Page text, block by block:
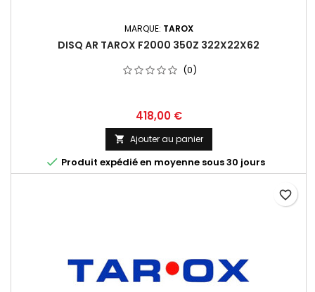
MARQUE: TAROX
DISQ AR TAROX F2000 350Z 322X22X62
(0)
Prix
418,00 €
 Ajouter au panier
 Produit expédié en moyenne sous 30 jours
favorite_border